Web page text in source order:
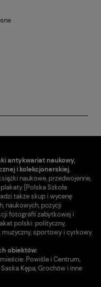
antykwariat naukowy,
i kolekcjonerskiej.
naukowe, przedwojenne,
[Polska Szkoła
także skup i wycenę
naukowych, pozycji
fotografii zabytkowej i
polski: polityczny,
sportowy i cyrkowy.
obiektów:
Powiśle i Centrum,
Kępa, Grochów i inne